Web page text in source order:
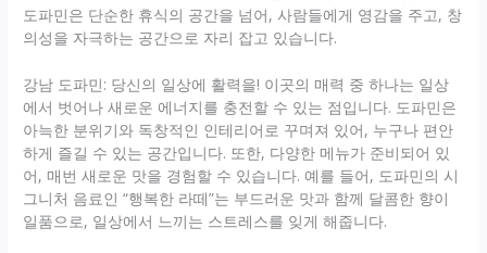
도파민은 단순한 휴식의 공간을 넘어, 사람들에게 영감을 주고, 창
의성을 자극하는 공간으로 자리 잡고 있습니다.
강남 도파민: 당신의 일상에 활력을! 이곳의 매력 중 하나는 일상
에서 벗어나 새로운 에너지를 충전할 수 있는 점입니다. 도파민은
아늑한 분위기와 독창적인 인테리어로 꾸며져 있어, 누구나 편안
하게 즐길 수 있는 공간입니다. 또한, 다양한 메뉴가 준비되어 있
어, 매번 새로운 맛을 경험할 수 있습니다. 예를 들어, 도파민의 시
그니처 음료인 “행복한 라떼”는 부드러운 맛과 함께 달콤한 향이
일품으로, 일상에서 느끼는 스트레스를 잊게 해줍니다.